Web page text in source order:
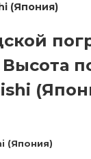
(Япония)
Высота
(Япония)